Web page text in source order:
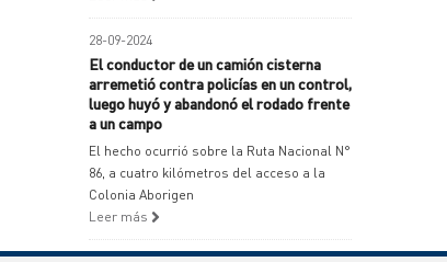
28-09-2024
El conductor de un camión cisterna
arremetió contra policías en un control,
luego huyó y abandonó el rodado frente
a un campo
El hecho ocurrió sobre la Ruta Nacional N°
86, a cuatro kilómetros del acceso a la
Colonia Aborigen
Leer más